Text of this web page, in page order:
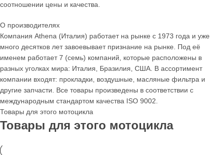
соотношении цены и качества.
О производителях
Компания Athena (Италия) работает на рынке с 1973 года и уже
много десятков лет завоевывает признание на рынке. Под её
именем работает 7 (семь) компаний, которые расположены в
разных уголках мира: Италия, Бразилия, США. В ассортимент
компании входят: прокладки, воздушные, масляные фильтра и
другие запчасти. Все товары произведены в соответствии с
международным стандартом качества ISO 9002.
Товары для этого мотоцикла
Товары для этого мотоцикла